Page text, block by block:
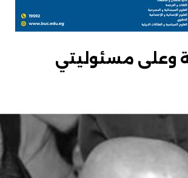
وعلى مسئوليتي